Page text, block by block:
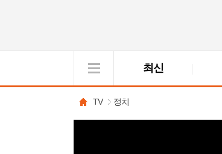
최신
TV 정치